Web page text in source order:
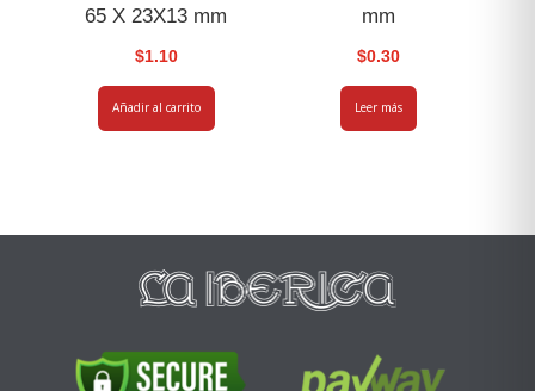
65 X 23X13 mm
$1.10
Añadir al carrito
mm
$0.30
Leer más